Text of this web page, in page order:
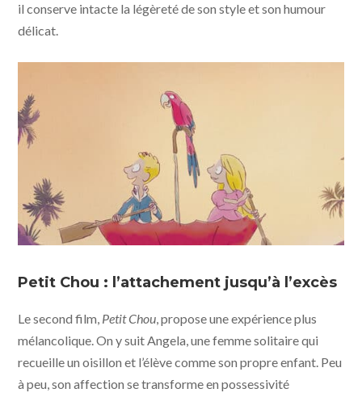
il conserve intacte la légèreté de son style et son humour
délicat.
Blake" © Eagle Eye Drama Limited MMXX1V - Little
Petit Chou : l’attachement jusqu’à l’excès
Le second film, Petit Chou, propose une expérience plus
mélancolique. On y suit Angela, une femme solitaire qui
recueille un oisillon et l’élève comme son propre enfant. Peu
à peu, son affection se transforme en possessivité